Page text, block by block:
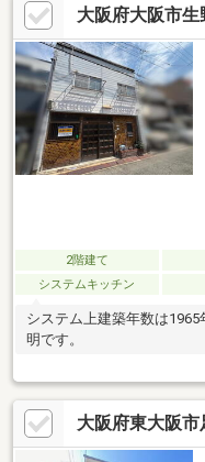
大阪府大阪市
2階建て
システムキッチン
システム上建築年数は
明です。
大阪府東大阪